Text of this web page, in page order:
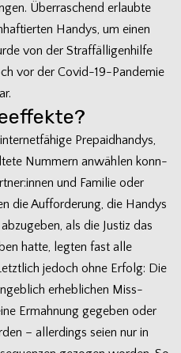
Über­ra­schend erlaubte
Han­dys, um einen
von der Straf­fäl­li­gen­hilfe
vor der Covid-19-Pandemie
Pre­paid­han­dys,
Num­mern anwäh­len konn­
und Fami­lie oder
die Auf­for­de­rung, die Han­dys
als die Jus­tiz das
hatte, leg­ten fast alle
jedoch ohne Erfolg: Die
erheb­li­chen Miss­
Ermah­nung gege­ben oder
– aller­dings seien nur in